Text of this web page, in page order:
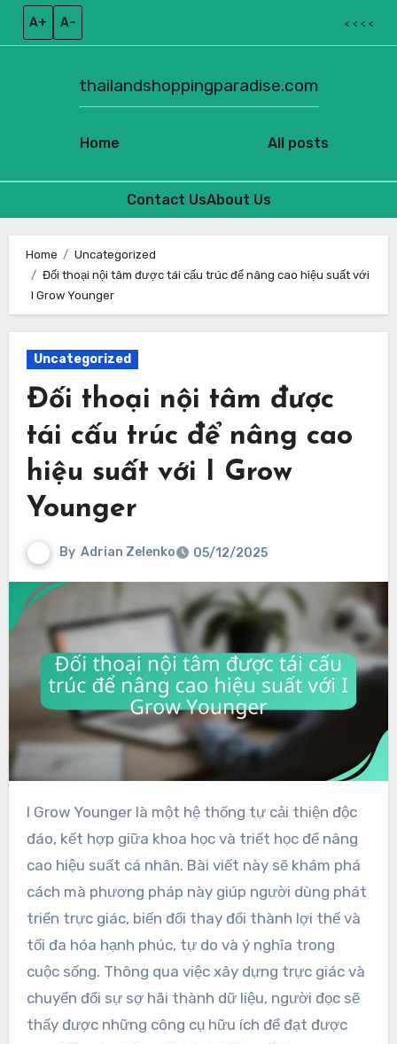
A+ A– < < < <
Home
thailandshoppingparadise.com
All posts
Contact UsAbout Us
content
Home
Uncategorized
Đối thoại nội tâm được tái cấu trúc để nâng cao hiệu suất với
I Grow Younger
Uncategorized
Đối thoại nội tâm được
tái cấu trúc để nâng cao
hiệu suất với I Grow
Younger
By Adrian Zelenko 05/12/2025
I Grow Younger là một hệ thống tự cải thiện độc
đáo, kết hợp giữa khoa học và triết học để nâng
cao hiệu suất cá nhân. Bài viết này sẽ khám phá
cách mà phương pháp này giúp người dùng phát
triển trực giác, biến đổi thay đổi thành lợi thế và
tối đa hóa hạnh phúc, tự do và ý nghĩa trong
cuộc sống. Thông qua việc xây dựng trực giác và
chuyển đổi sự sợ hãi thành dữ liệu, người đọc sẽ
thấy được những công cụ hữu ích để đạt được